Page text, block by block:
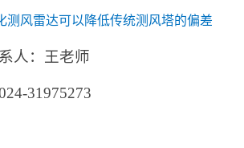
测风雷达可以降低传统测风塔的偏差
人：王老师
31975273